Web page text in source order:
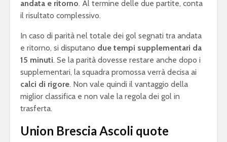
andata e ritorno. Al termine delle due partite, conta
il risultato complessivo.
In caso di parità nel totale dei gol segnati tra andata
e ritorno, si disputano due tempi supplementari da
15 minuti. Se la parità dovesse restare anche dopo i
supplementari, la squadra promossa verrà decisa ai
calci di rigore. Non vale quindi il vantaggio della
miglior classifica e non vale la regola dei gol in
trasferta.
Union Brescia Ascoli quote